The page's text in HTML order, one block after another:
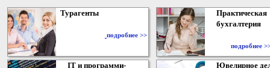
Турагенты
подробнее >>
Практическая
бухгалтерия
подробнее
IT и программи-
Ювелирное